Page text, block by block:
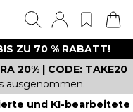
ZU 70 % RABATT!
20% | CODE: TAKE20
ausgenommen.
und KI-bearbeitete